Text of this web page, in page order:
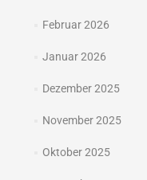
Februar 2026
Januar 2026
Dezember 2025
November 2025
Oktober 2025